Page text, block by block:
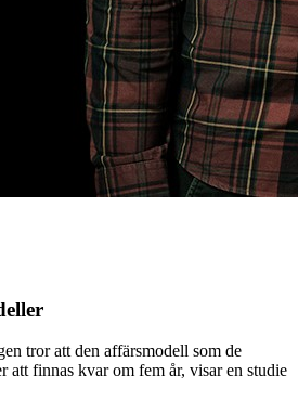
tror att den affärsmodell som de
att finnas kvar om fem år, visar en studie